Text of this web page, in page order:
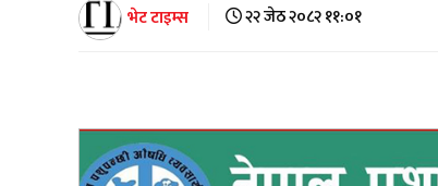
भेट टाइम्स २२ जेठ २०८२ ११:०१